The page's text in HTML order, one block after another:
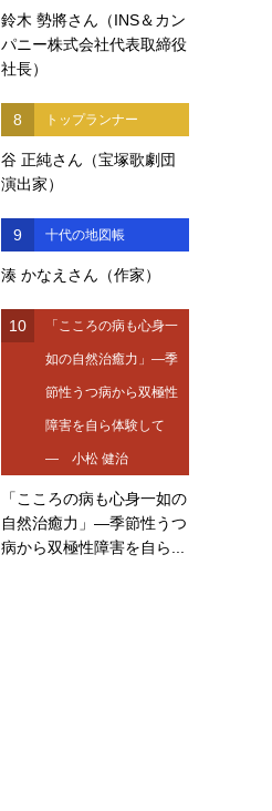
鈴木 勢將さん（INS＆カン
パニー株式会社代表取締役
社長）
8 トップランナー
谷 正純さん（宝塚歌劇団
演出家）
9 十代の地図帳
湊 かなえさん（作家）
10 「こころの病も心身一
如の自然治癒力」―季
節性うつ病から双極性
障害を自ら体験して
― 小松 健治
「こころの病も心身一如の
自然治癒力」―季節性うつ
病から双極性障害を自ら...